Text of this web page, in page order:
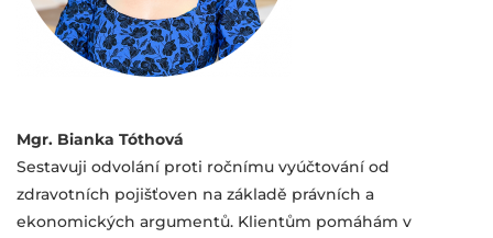
Mgr. Bianka Tóthová
Sestavuji odvolání proti ročnímu vyúčtování od
zdravotních pojišťoven na základě právních a
ekonomických argumentů. Klientům pomáhám v